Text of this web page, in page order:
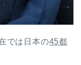
では日本の45都